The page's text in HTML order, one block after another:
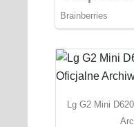
Lg G2 Mini